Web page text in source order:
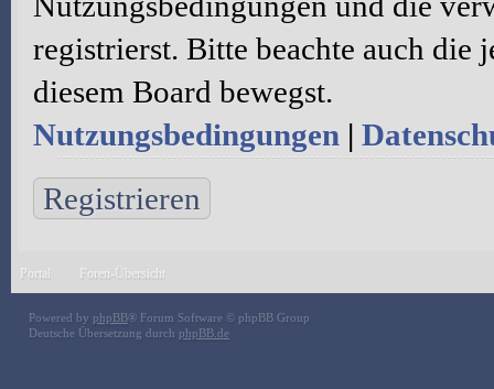
registrierst. Bitte beachte auch
diesem Board bewegst.
Nutzungsbedingungen |
Registrieren
Portal Foren-Übersicht
Powered by phpBB® Forum Software © phpBB Group
Deutsche Übersetzung durch phpBB.de